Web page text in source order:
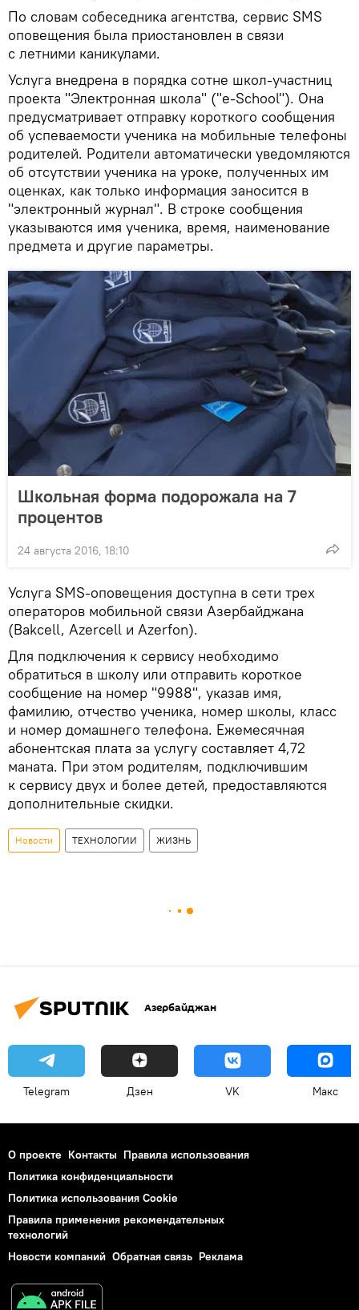
По словам собеседника агентства, сервис SMS
оповещения была приостановлен в связи
с летними каникулами.
Услуга внедрена в порядка сотне школ-участниц
проекта "Электронная школа" ("e-School"). Она
предусматривает отправку короткого сообщения
об успеваемости ученика на мобильные телефоны
родителей. Родители автоматически уведомляются
об отсутствии ученика на уроке, полученных им
оценках, как только информация заносится в
"электронный журнал". В строке сообщения
указываются имя ученика, время, наименование
предмета и другие параметры.
Школьная форма подорожала на 7
процентов
24 августа 2016, 18:10
Услуга SMS-оповещения доступна в сети трех
операторов мобильной связи Азербайджана
(Bakcell, Azercell и Azerfon).
Для подключения к сервису необходимо
обратиться в школу или отправить короткое
сообщение на номер "9988", указав имя,
фамилию, отчество ученика, номер школы, класс
и номер домашнего телефона. Ежемесячная
абонентская плата за услугу составляет 4,72
маната. При этом родителям, подключившим
к сервису двух и более детей, предоставляются
дополнительные скидки.
Новости ТЕХНОЛОГИИ ЖИЗНЬ
Азербайджан
Telegram Дзен VK Макс
О проекте Контакты Правила использования
Политика конфиденциальности
Политика использования Cookie
Правила применения рекомендательных
технологий
Новости компаний Обратная связь Реклама